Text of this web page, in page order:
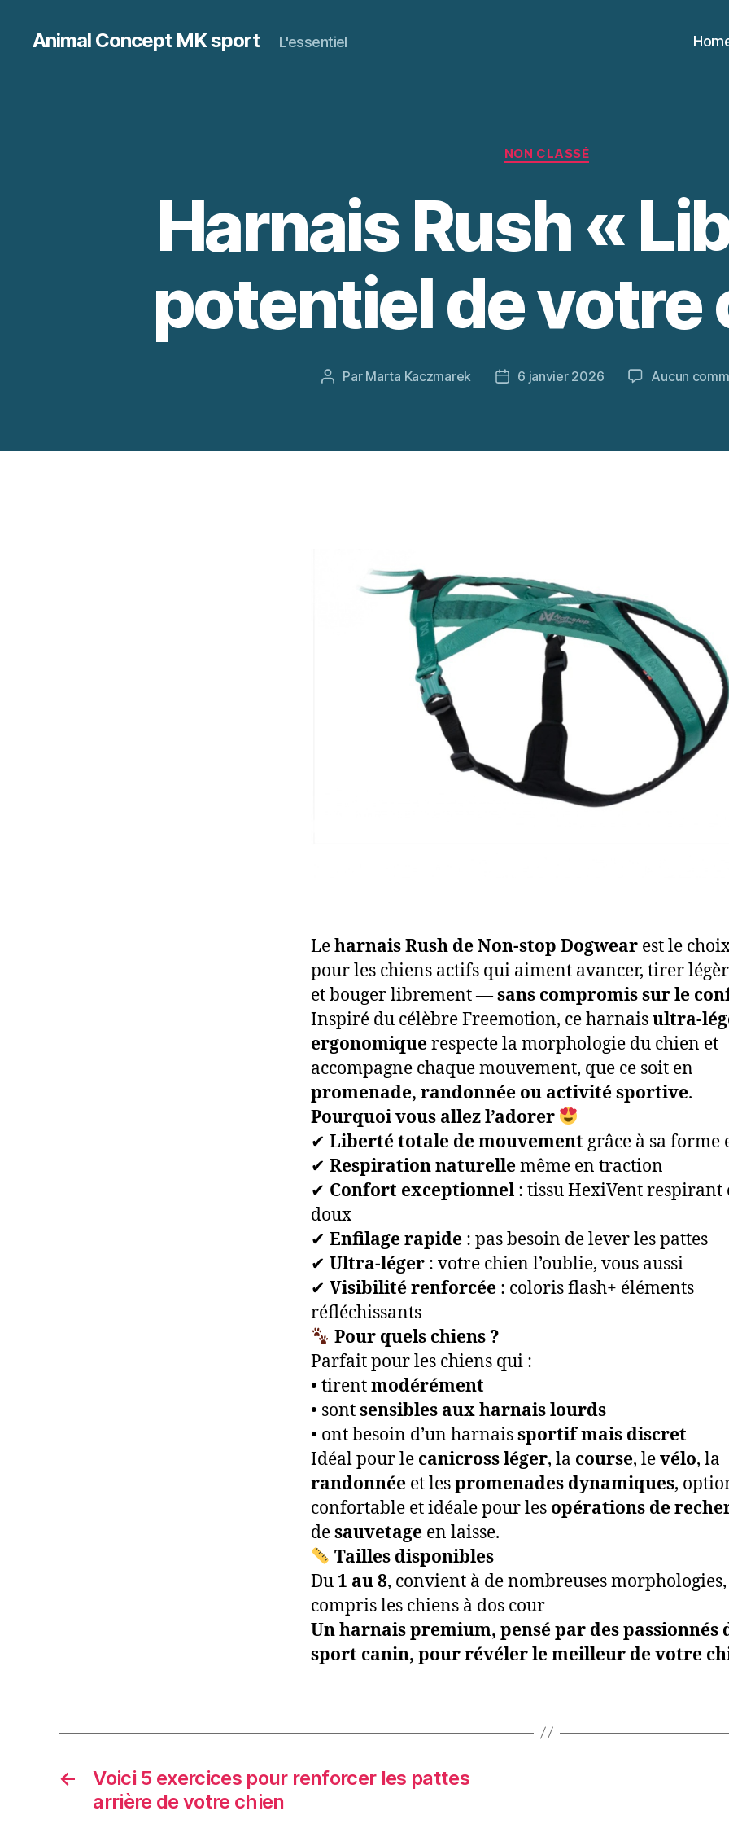
Animal Concept MK sport L'essentiel
Catégories
NON CLASSÉ
Harnais Rush «
potentiel de votre
Auteur
Par Marta Kaczmarek
Date6 janvier 2026 Aucun
Leharnais Rush de Non-stop Dogwear est le
pour les chiens actifs qui aiment avancer, tirer
et bouger librement —sans compromis sur le
Inspiré du célèbre Freemotion, ce harnaisultra-
ergonomiquerespecte la morphologie du chien et
accompagne chaque mouvement, que ce soit en
promenade, randonnée ou activité sportive.
Pourquoi vous allez l’adorer
✔ Liberté totale de mouvement grâce à sa forme
✔ Respiration naturellemême en traction
✔ Confort exceptionnel : tissu HexiVent respirant
doux
✔ Enfilage rapide : pas besoin de lever les pattes
✔ Ultra-léger : votre chien l’oublie, vous aussi
✔ Visibilité renforcée : coloris flash+ éléments
réfléchissants
Pour quels chiens ?
Parfait pour les chiens qui :
• tirentmodérément
• sontsensibles aux harnais lourds
• ont besoin d’un harnaissportif mais discret
Idéal pour le canicross léger, la course, levélo, la
randonnée et lespromenades dynamiques,
confortable et idéale pour les opérations de
desauvetage en laisse.
Tailles disponibles
Du 1 au 8, convient à de nombreuses
compris les chiens à dos cour
Un harnais premium, pensé par des passionnés
sport canin, pour révéler le meilleur de votre
←
Voici 5 exercices pour renforcer les pattes
arrière de votre chien